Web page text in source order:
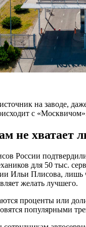
на заводе,
с
не хватает
России
для 50 тыс.
Ильи Плисова, лишь
желать лучшего.
проценты или
популярными